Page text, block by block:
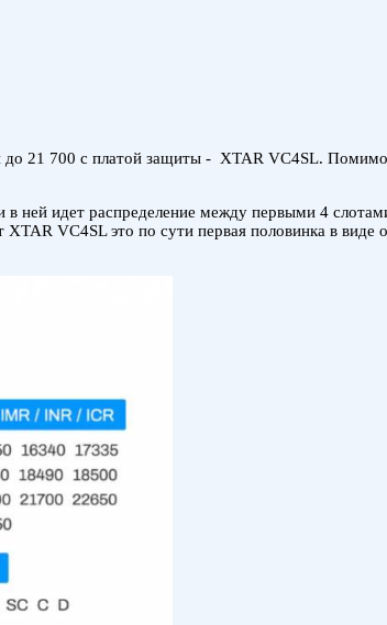
21 700 с платой защиты - XTAR VC4SL. Помимо
в ней идет распределение между первыми 4
VC4SL это по сути первая половинка в